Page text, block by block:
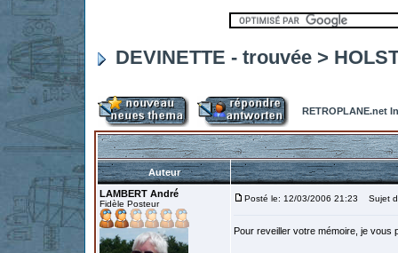
DEVINETTE - trouvée >
RETROPLANE.net
Auteur
LAMBERT André
Fidèle Posteur
Posté le: 12/03/2006 21:23 Sujet
Pour reveiller votre mémoire, je vous